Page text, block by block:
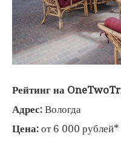
Рейтинг на
Адрес: Вологда
Цена: от 6 000 рублей*